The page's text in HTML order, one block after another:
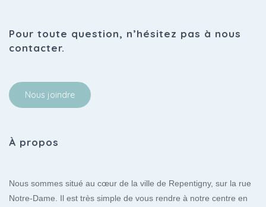
Pour toute question, n’hésitez pas à nous
contacter.
Nous joindre
À propos
Nous sommes situé au cœur de la ville de Repentigny, sur la rue
Notre-Dame. Il est très simple de vous rendre à notre centre en